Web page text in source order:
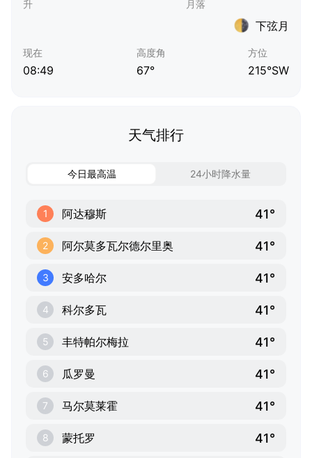
下弦月
现在
08:49
高度角
67°
方位
215°SW
天气排行
今日最高温 24小时降水量
1 阿达穆斯 41°
2 阿尔莫多瓦尔德尔里奥 41°
3 安多哈尔 41°
4 科尔多瓦 41°
5 丰特帕尔梅拉 41°
6 瓜罗曼 41°
7 马尔莫莱霍 41°
8 蒙托罗 41°